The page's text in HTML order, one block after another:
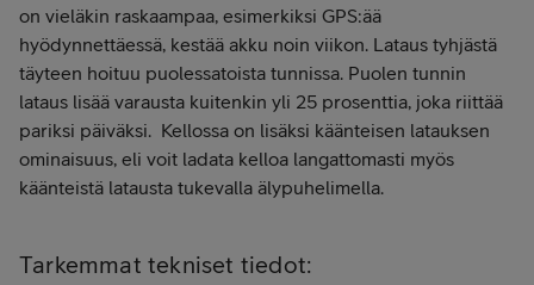
on vieläkin raskaampaa, esimerkiksi GPS:ää
hyödynnettäessä, kestää akku noin viikon. Lataus tyhjästä
täyteen hoituu puolessatoista tunnissa. Puolen tunnin
lataus lisää varausta kuitenkin yli 25 prosenttia, joka riittää
pariksi päiväksi. Kellossa on lisäksi käänteisen latauksen
ominaisuus, eli voit ladata kelloa langattomasti myös
käänteistä latausta tukevalla älypuhelimella.
Tarkemmat tekniset tiedot: